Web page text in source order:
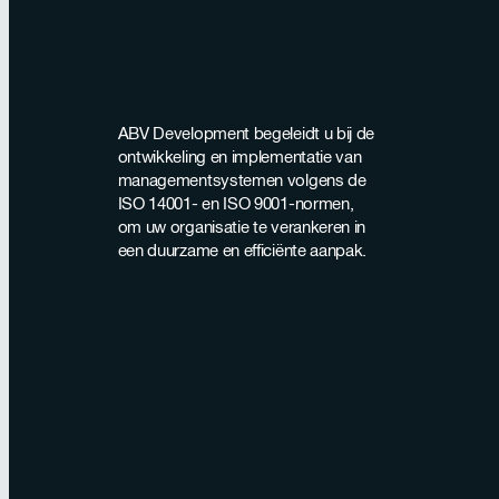
ABV Development begeleidt u bij de
ontwikkeling en implementatie van
managementsystemen volgens de
ISO 14001- en ISO 9001-normen,
om uw organisatie te verankeren in
een duurzame en efficiënte aanpak.